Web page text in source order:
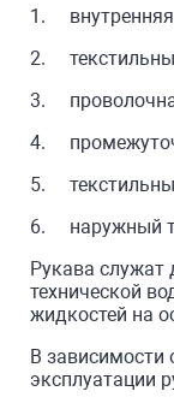
1. внутренняя
2.
3.
4.
5.
6. наружный
Рукава служат
технической
жидкостей на
В зависимости
эксплуатации